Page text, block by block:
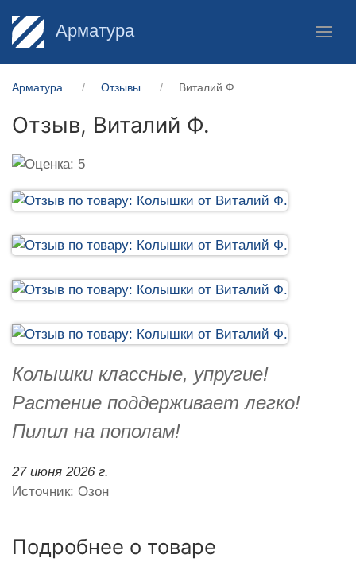
Арматура
Арматура Отзывы Виталий Ф.
Отзыв, Виталий Ф.
Колышки классные, упругие!
Растение поддерживает легко!
Пилил на пополам!
27 июня 2026 г.
Источник: Озон
Подробнее о товаре